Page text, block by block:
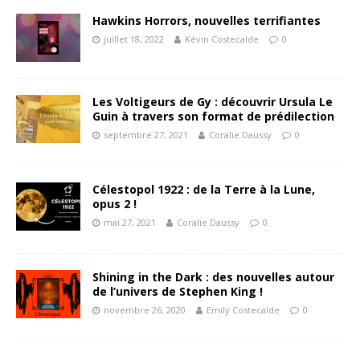
Hawkins Horrors, nouvelles terrifiantes
juillet 18, 2022 Kévin Costecalde 0
Les Voltigeurs de Gy : découvrir Ursula Le
Guin à travers son format de prédilection
septembre 27, 2021 Coralie Daussy 0
Célestopol 1922 : de la Terre à la Lune,
opus 2 !
mai 27, 2021 Coralie Daussy 0
Shining in the Dark : des nouvelles autour
de l’univers de Stephen King !
novembre 26, 2020 Emily Costecalde 0